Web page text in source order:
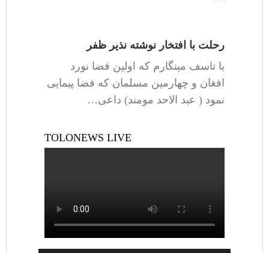
رحلت با افتخار نوشته نذیر ظفر
با تاسف مینگارم که اولین فضا نورد
افغان و چهارمین مسلمان که فضا پیمایی
نمود ( عبد الاحد مومند) داعی…
TOLONEWS LIVE